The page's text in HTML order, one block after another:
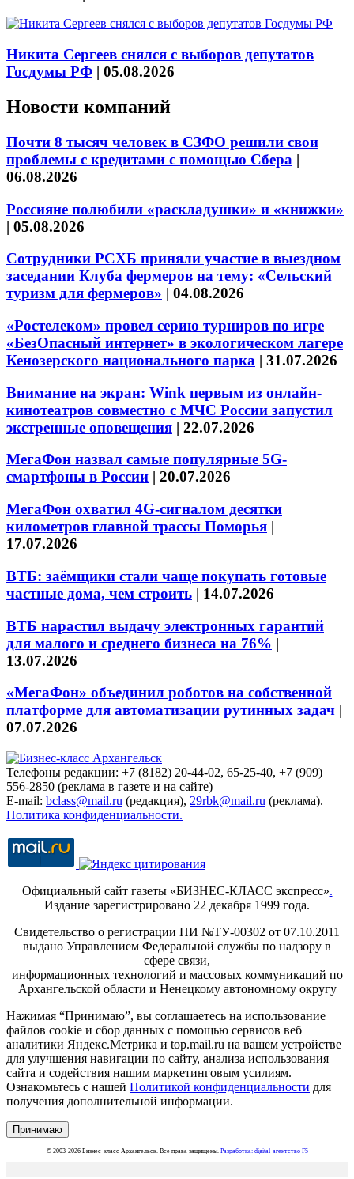
Никита Сергеев снялся с выборов депутатов
Госдумы РФ | 05.08.2026
Новости компаний
Почти 8 тысяч человек в СЗФО решили свои
проблемы с кредитами с помощью Сбера |
06.08.2026
Россияне полюбили «раскладушки» и «книжки»
| 05.08.2026
Сотрудники РСХБ приняли участие в выездном
заседании Клуба фермеров на тему: «Сельский
туризм для фермеров» | 04.08.2026
«Ростелеком» провел серию турниров по игре
«БезОпасный интернет» в экологическом лагере
Кенозерского национального парка | 31.07.2026
Внимание на экран: Wink первым из онлайн-
кинотеатров совместно с МЧС России запустил
экстренные оповещения | 22.07.2026
МегаФон назвал самые популярные 5G-
смартфоны в России | 20.07.2026
МегаФон охватил 4G-сигналом десятки
километров главной трассы Поморья |
17.07.2026
ВТБ: заёмщики стали чаще покупать готовые
частные дома, чем строить | 14.07.2026
ВТБ нарастил выдачу электронных гарантий
для малого и среднего бизнеса на 76% |
13.07.2026
«МегаФон» объединил роботов на собственной
платформе для автоматизации рутинных задач |
07.07.2026
Телефоны редакции: +7 (8182) 20-44-02, 65-25-40, +7 (909)
556-2850 (реклама в газете и на сайте)
E-mail: bclass@mail.ru (редакция), 29rbk@mail.ru (реклама).
Политика конфиденциальности.
Официальный сайт газеты «БИЗНЕС-КЛАСС экспресс».
Издание зарегистрировано 22 декабря 1999 года.
Свидетельство о регистрации ПИ №ТУ-00302 от 07.10.2011
выдано Управлением Федеральной службы по надзору в
сфере связи,
информационных технологий и массовых коммуникаций по
Архангельской области и Ненецкому автономному округу
Нажимая “Принимаю”, вы соглашаетесь на использование
файлов cookie и сбор данных с помощью сервисов веб
аналитики Яндекс.Метрика и top.mail.ru на вашем устройстве
для улучшения навигации по сайту, анализа использования
сайта и содействия нашим маркетинговым усилиям.
Ознакомьтесь с нашей Политикой конфиденциальности для
получения дополнительной информации.
Принимаю
© 2003-2026 Бизнес-класс Архангельск. Все права защищены. Разработка: digital-агентство F5